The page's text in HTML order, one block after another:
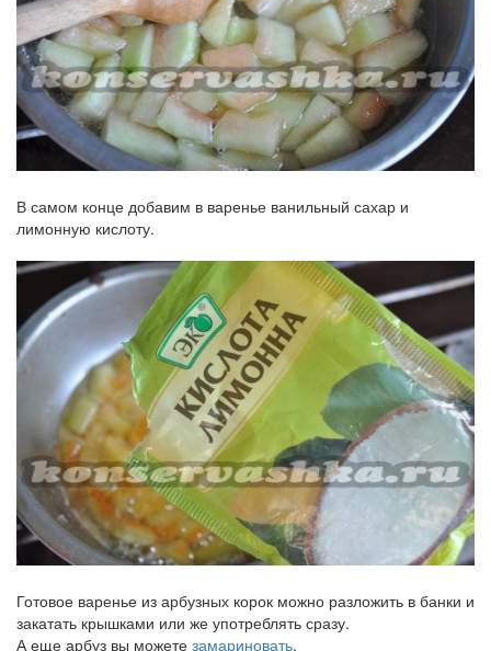
В самом конце добавим в варенье ванильный сахар и
лимонную кислоту.
Готовое варенье из арбузных корок можно разложить в банки и
закатать крышками или же употреблять сразу.
А еще арбуз вы можете замариновать.